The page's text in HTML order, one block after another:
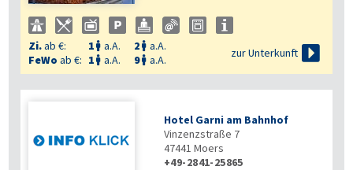
Zi.ab €: 1  a.A. 2  a.A.
FeWo ab €: 1  a.A. 9 a.A.
zur Unterkunft 
Hotel Garni am Bahnhof
Vinzenzstraße 7
47441 Moers
+49-2841-25865